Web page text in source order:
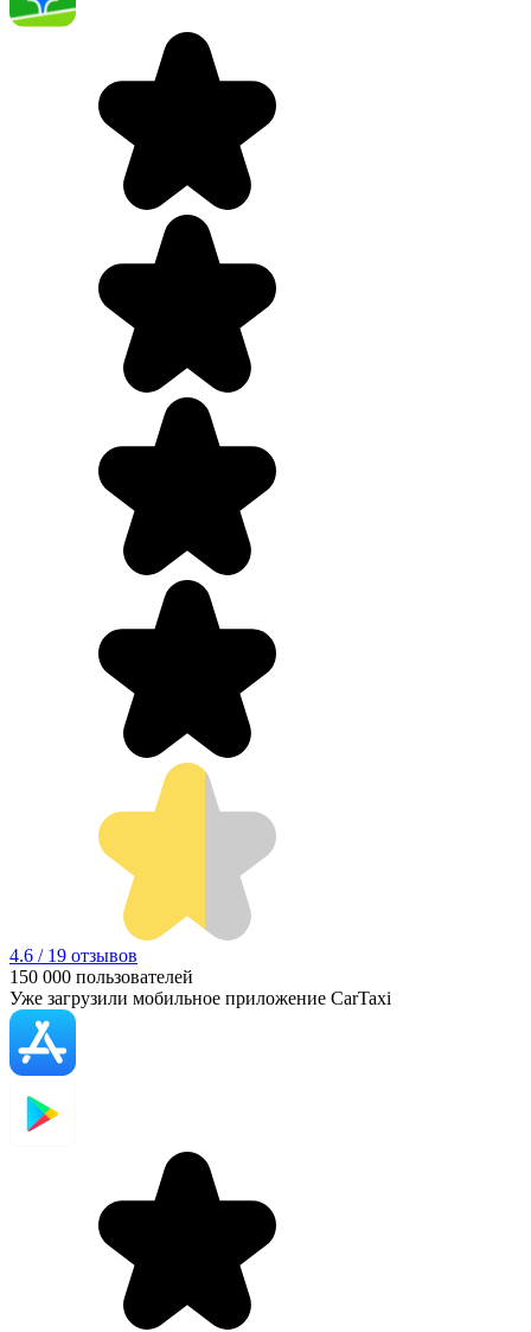
4.6 / 19 отзывов
150 000 пользователей
Уже загрузили мобильное приложение CarTaxi